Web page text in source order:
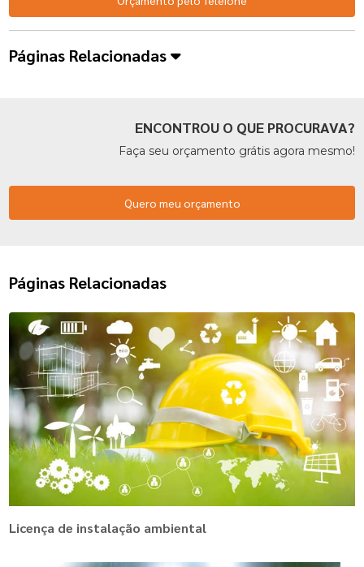
Páginas Relacionadas
ENCONTROU O QUE PROCURAVA?
Faça seu orçamento grátis agora mesmo!
Quero meu orçamento
Páginas Relacionadas
Licença de instalação ambiental